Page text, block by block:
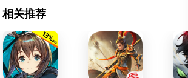
相关推荐